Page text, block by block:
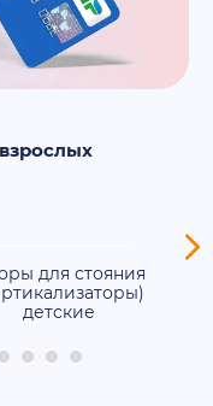
для стояния
детские